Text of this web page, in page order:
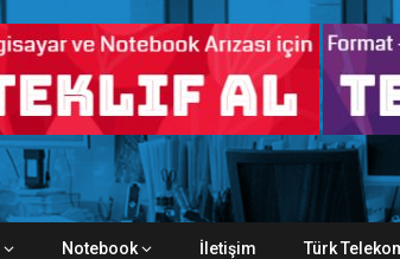
Notebook İletişim Türk